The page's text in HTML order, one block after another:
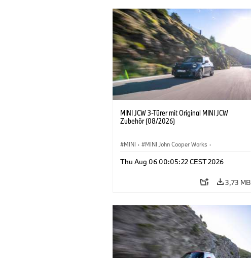
MINI JCW 3-Türer mit Original MINI JCW
Zubehör (08/2026)
MINI · MINI John Cooper Works ·
Sonderausstattungen, Zubehör
Thu Aug 06 00:05:22 CEST 2026
3,73 MB